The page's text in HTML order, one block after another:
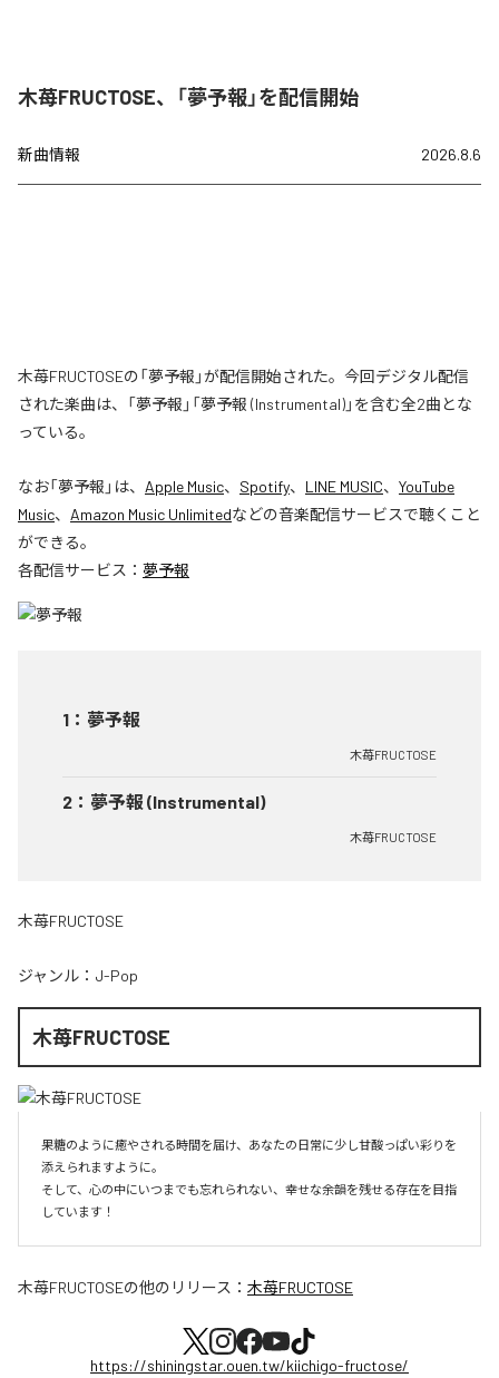
木苺FRUCTOSE、「夢予報」を配信開始
新曲情報 2026.8.6
木苺FRUCTOSEの「夢予報」が配信開始された。今回デジタル配信
された楽曲は、「夢予報」「夢予報 (Instrumental)」を含む全2曲とな
っている。
なお「夢予報 」は、 Apple Music、 Spotify、 LINE MUSIC、 YouTube
Music、 Amazon Music Unlimitedなどの音楽配信サービスで聴くこと
ができる。
各配信サービス： 夢予報
1 ： 夢予報
木苺FRUCTOSE
2 ： 夢予報 (Instrumental)
木苺FRUCTOSE
木苺FRUCTOSE
ジャンル： J-Pop
木苺FRUCTOSE
果糖のように癒やされる時間を届け、あなたの日常に少し甘酸っぱい彩りを
添えられますように。
そして、心の中にいつまでも忘れられない、幸せな余韻を残せる存在を目指
しています！
木苺FRUCTOSEの他のリリース： 木苺FRUCTOSE
https://shiningstar.ouen.tw/kiichigo-fructose/